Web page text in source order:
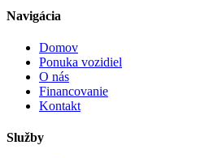
Navigácia
Domov
Ponuka vozidiel
O nás
Financovanie
Kontakt
Služby